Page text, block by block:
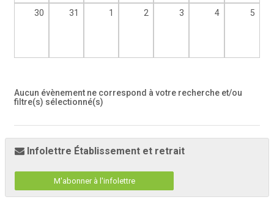
30 31 1 2 3 4 5
Aucun évènement ne correspond à votre recherche et/ou
filtre(s) sélectionné(s)
Infolettre Établissement et retrait
M'abonner à l'infolettre